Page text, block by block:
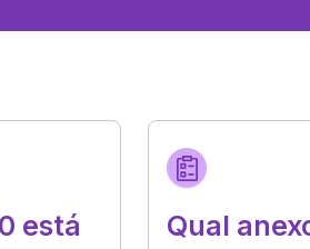
está
Qual